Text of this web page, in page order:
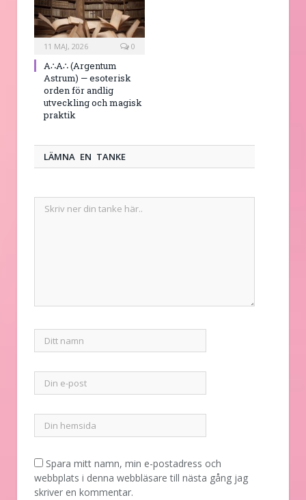
11 MAJ, 2026 0
A∴A∴ (Argentum
Astrum) — esoterisk
orden för andlig
utveckling och magisk
praktik
LÄMNA EN TANKE
Spara mitt namn, min e-postadress och
webbplats i denna webbläsare till nästa gång jag
skriver en kommentar.